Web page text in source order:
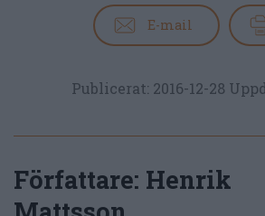
E-mail
Publicerat: 2016-12-28
Författare: Henrik